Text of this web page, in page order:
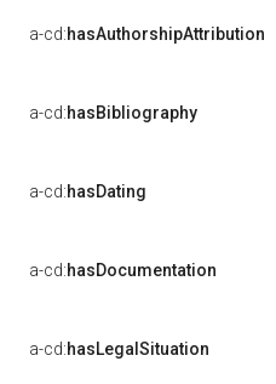
a-cd:hasAuthorshipAttribution
a-cd:hasBibliography
a-cd:hasDating
a-cd:hasDocumentation
a-cd:hasLegalSituation